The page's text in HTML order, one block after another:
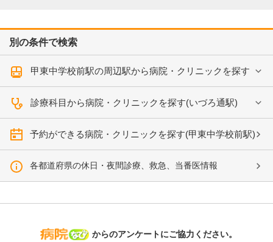
別の条件で検索
甲東中学校前駅の周辺駅から病院・クリニックを探す
診療科目から病院・クリニックを探す(いづろ通駅)
予約ができる病院・クリニックを探す(甲東中学校前駅)
各都道府県の休日・夜間診療、救急、当番医情報
病院なび
からのアンケートにご協力ください。